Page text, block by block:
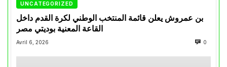
UNCATEGORIZED
بن عمروش يعلن قائمة المنتخب الوطني لكرة القدم داخل
القاعة المعنية بوديتي مصر
Avril 6, 2026 0